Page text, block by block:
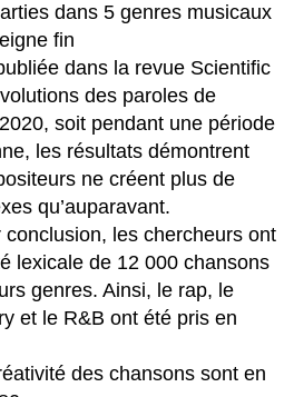
dans 5 genres musicaux
fin
dans la revue Scientific
des paroles de
soit pendant une période
les résultats démontrent
ne créent plus de
qu’auparavant.
les chercheurs ont
lexicale de 12 000 chansons
genres. Ainsi, le rap, le
et le R&B ont été pris en
des chansons sont en